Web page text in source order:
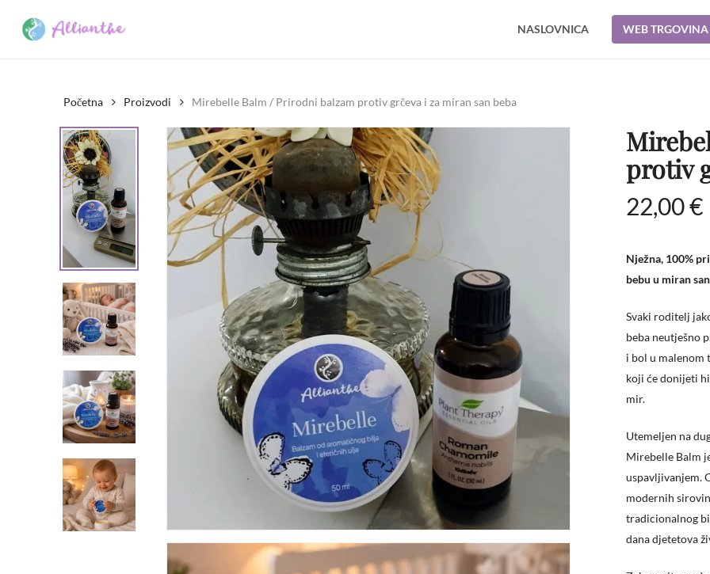
Pritisnite enter za pretraživanje ili esc za prekid
NASLOVNICA WEB TRGOVINA
Cart
Početna Proizvodi ​Mirebelle Balm / Prirodni balzam protiv grčeva i za miran san beba
protiv
22,00€
Nježna, 100%
bebu u miran
Svaki roditelj
beba neutješno
i bol u malenom
koji će donijeti
mir.
Utemeljen na
Mirebelle Balm
uspavljivanjem.
modernih
tradicionalnog
dana djetetova